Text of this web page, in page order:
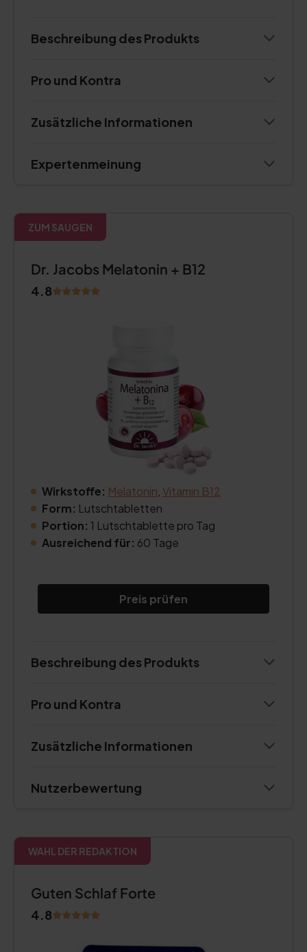
Beschreibung des Produkts
Pro und Kontra
Zusätzliche Informationen
Expertenmeinung
ZUM SAUGEN
Dr. Jacobs Melatonin + B12
4.8
Wirkstoffe: Melatonin Vitamin B12
Form: Lutschtabletten
Portion: 1 Lutschtablette pro Tag
Ausreichend für: 60 Tage
Preis prüfen
Beschreibung des Produkts
Pro und Kontra
Zusätzliche Informationen
Nutzerbewertung
WAHL DER REDAKTION
Guten Schlaf Forte
4.8